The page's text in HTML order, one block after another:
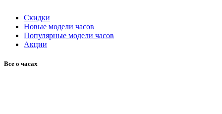
Скидки
Новые модели часов
Популярные модели часов
Акции
Все о часах